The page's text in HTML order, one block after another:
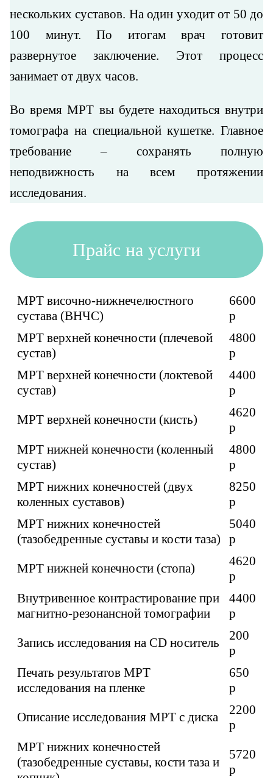
нескольких суставов. На один уходит от 50 до
100 минут. По итогам врач готовит
развернутое заключение. Этот процесс
занимает от двух часов.
Во время МРТ вы будете находиться внутри
томографа на специальной кушетке. Главное
требование – сохранять полную
неподвижность на всем протяжении
исследования.
Прайс на услуги
МРТ височно-нижнечелюстного
сустава (ВНЧС)
6600
p
МРТ верхней конечности (плечевой
сустав)
4800
p
МРТ верхней конечности (локтевой
сустав)
4400
p
МРТ верхней конечности (кисть)
4620
p
МРТ нижней конечности (коленный
сустав)
4800
p
МРТ нижних конечностей (двух
коленных суставов)
8250
p
МРТ нижних конечностей
(тазобедренные суставы и кости таза)
5040
p
МРТ нижней конечности (стопа)
4620
p
Внутривенное контрастирование при
магнитно-резонансной томографии
4400
p
Запись исследования на CD носитель
200
p
Печать результатов МРТ
исследования на пленке
650
p
Описание исследования МРТ с диска
2200
p
МРТ нижних конечностей
(тазобедренные суставы, кости таза и
5720
p